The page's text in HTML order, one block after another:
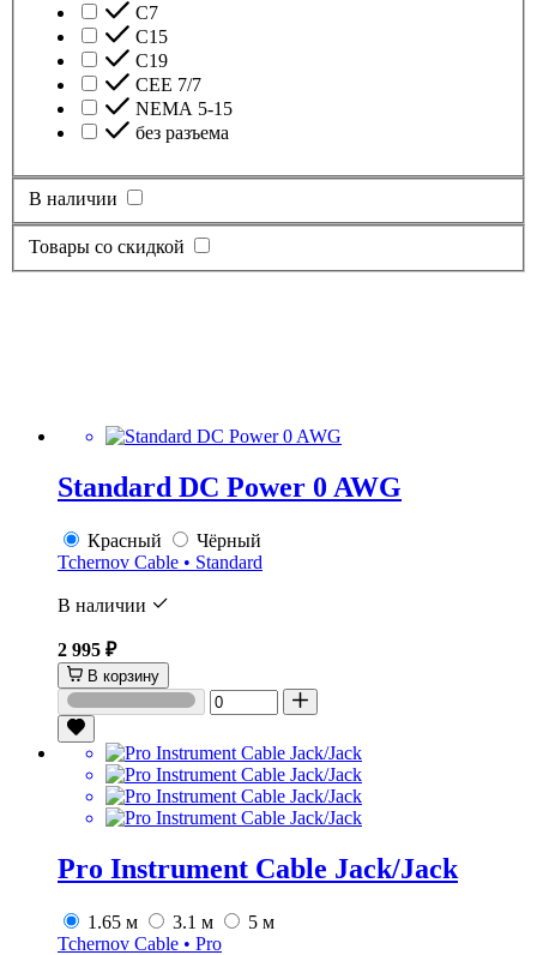
С7
C15
C19
CEE 7/7
NEMA 5-15
без разъема
В наличии
Товары со скидкой
Standard DC Power 0 AWG
Красный
Чёрный
Tchernov Cable • Standard
В наличии
2 995 ₽
В корзину
Pro Instrument Cable Jack/Jack
1.65 м 3.1 м
5 м
Tchernov Cable • Pro